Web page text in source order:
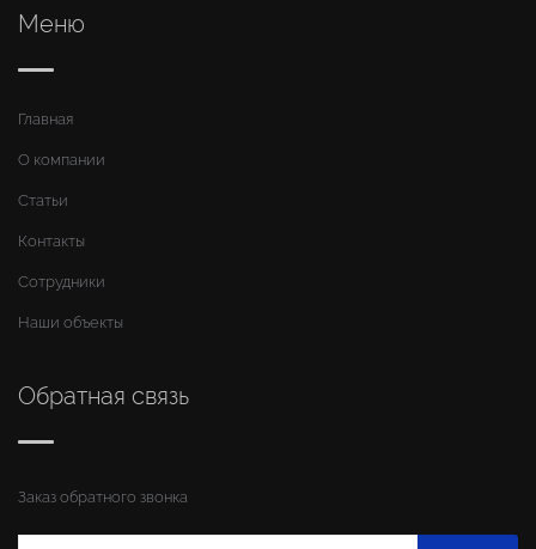
Меню
Главная
О компании
Статьи
Контакты
Сотрудники
Наши объекты
Обратная связь
Заказ обратного звонка